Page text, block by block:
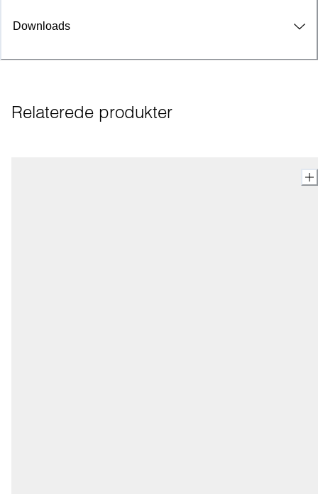
Downloads
Relaterede produkter